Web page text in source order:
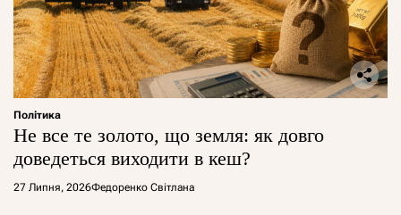
Політика
Не все те золото, що земля: як довго
доведеться виходити в кеш?
27 Липня, 2026Федоренко Світлана